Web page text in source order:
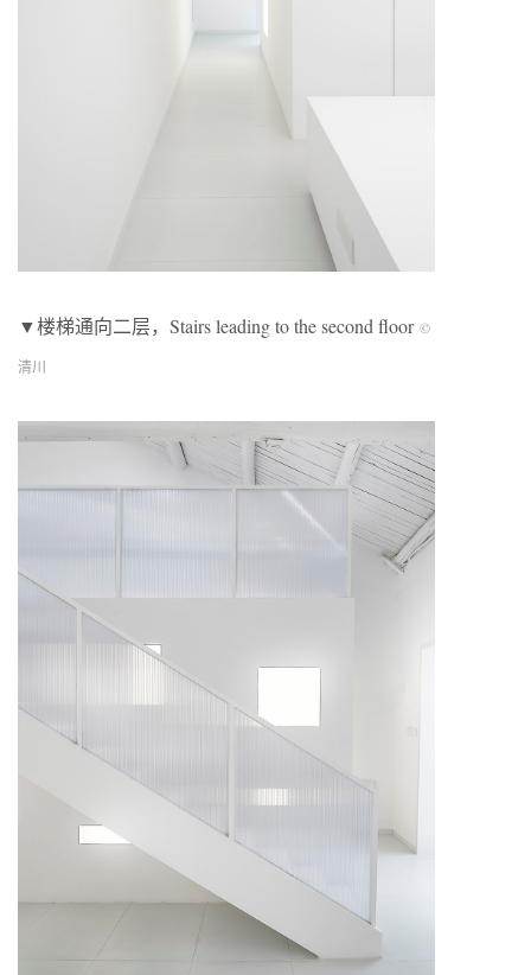
▼楼梯通向二层，Stairs leading to the second floor ©
清川